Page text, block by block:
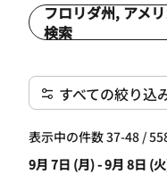
フロリダ州, アメ
検索
すべての絞り込
表示中の件数 37-48 /
9月 7日 (月) - 9月 8日 (